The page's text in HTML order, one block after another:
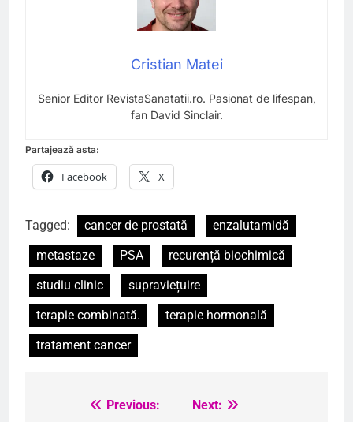
Cristian Matei
Senior Editor RevistaSanatatii.ro. Pasionat de lifespan,
fan David Sinclair.
Partajează asta:
Facebook X
Tagged: cancer de prostată
enzalutamidă
metastaze
PSA
recurență biochimică
studiu clinic
supraviețuire
terapie combinată.
terapie hormonală
tratament cancer
NavigarePrevious:
Next: